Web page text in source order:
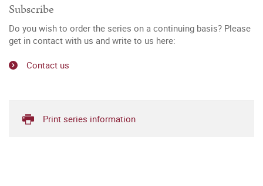
Subscribe
Do you wish to order the series on a continuing basis? Please
get in contact with us and write to us here:
Contact us
Print series information